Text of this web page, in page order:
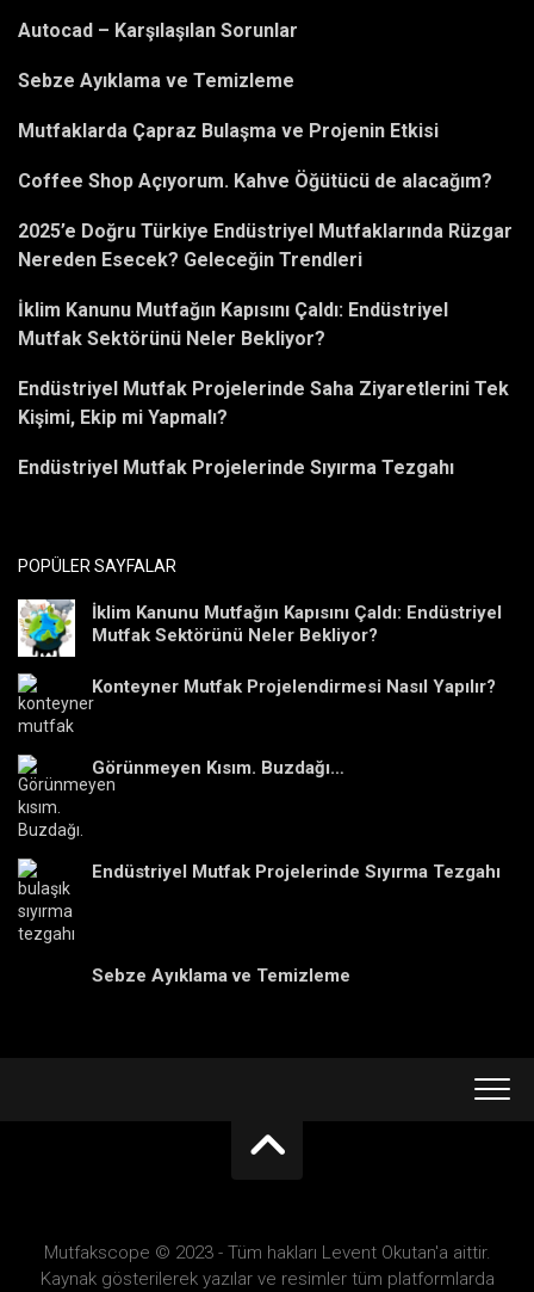
Autocad – Karşılaşılan Sorunlar
Sebze Ayıklama ve Temizleme
Mutfaklarda Çapraz Bulaşma ve Projenin Etkisi
Coffee Shop Açıyorum. Kahve Öğütücü de alacağım?
2025’e Doğru Türkiye Endüstriyel Mutfaklarında Rüzgar
Nereden Esecek? Geleceğin Trendleri
İklim Kanunu Mutfağın Kapısını Çaldı: Endüstriyel
Mutfak Sektörünü Neler Bekliyor?
Endüstriyel Mutfak Projelerinde Saha Ziyaretlerini Tek
Kişimi, Ekip mi Yapmalı?
Endüstriyel Mutfak Projelerinde Sıyırma Tezgahı
POPÜLER SAYFALAR
İklim Kanunu Mutfağın Kapısını Çaldı: Endüstriyel
Mutfak Sektörünü Neler Bekliyor?
Konteyner Mutfak Projelendirmesi Nasıl Yapılır?
Görünmeyen Kısım. Buzdağı…
Endüstriyel Mutfak Projelerinde Sıyırma Tezgahı
Sebze Ayıklama ve Temizleme
Mutfakscope © 2023 - Tüm hakları Levent Okutan'a aittir.
Kaynak gösterilerek yazılar ve resimler tüm platformlarda